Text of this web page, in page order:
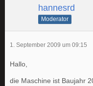
hannesrd
Moderator
1. September 2009 um 09:15
Hallo,
die Maschine ist Baujahr